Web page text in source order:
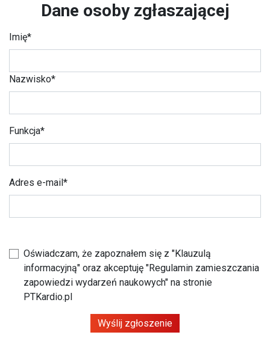
Dane osoby zgłaszającej
Imię*
Nazwisko*
Funkcja*
Adres e-mail*
Oświadczam, że zapoznałem się z "Klauzulą
informacyjną" oraz akceptuję "Regulamin zamieszczania
zapowiedzi wydarzeń naukowych" na stronie
PTKardio.pl
Wyślij zgłoszenie